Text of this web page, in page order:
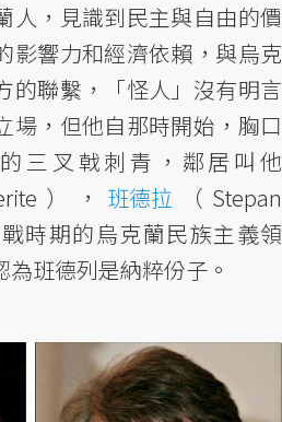
人，見識到民主與自由的價
影響力和經濟依賴，與烏克
的聯繫，「怪人」沒有明言
場，但他自那時開始，胸口
三叉戟刺青，鄰居叫他
）， 班德拉 （Stepan
時期的烏克蘭民族主義領
班德列是納粹份子。